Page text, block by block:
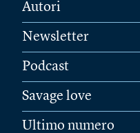
Autori
Newsletter
Podcast
Savage love
Ultimo numero